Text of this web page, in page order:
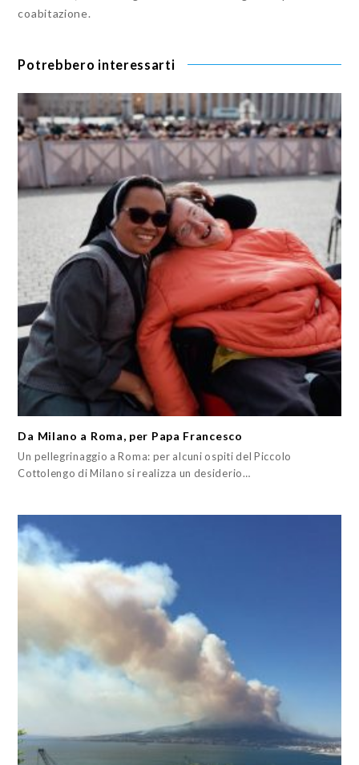
coabitazione.
Potrebbero interessarti
Da Milano a Roma, per Papa Francesco
Un pellegrinaggio a Roma: per alcuni ospiti del Piccolo
Cottolengo di Milano si realizza un desiderio…